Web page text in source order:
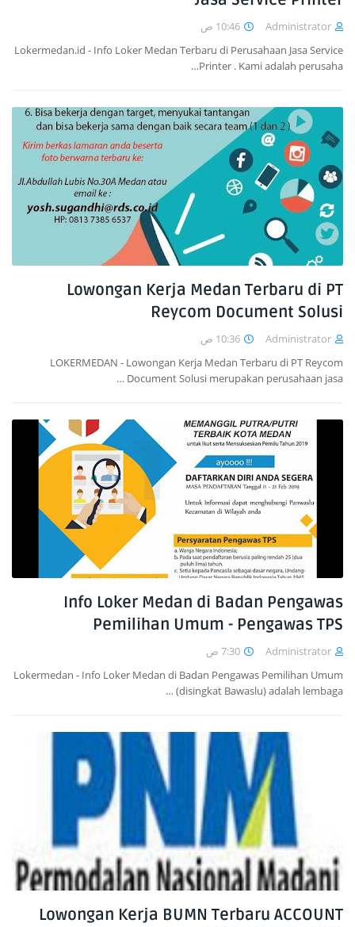
Administrator
10:46 ص
Lokermedan.id - Info Loker Medan Terbaru di Perusahaan Jasa Service
Printer . Kami adalah perusaha…
Lowongan Kerja Medan Terbaru di PT
Reycom Document Solusi
Administrator
10:36 ص
LOKERMEDAN - Lowongan Kerja Medan Terbaru di PT Reycom
Document Solusi merupakan perusahaan jasa …
Info Loker Medan di Badan Pengawas
Pemilihan Umum - Pengawas TPS
Administrator
7:30 ص
Lokermedan - Info Loker Medan di Badan Pengawas Pemilihan Umum
(disingkat Bawaslu) adalah lembaga…
Lowongan Kerja BUMN Terbaru ACCOUNT